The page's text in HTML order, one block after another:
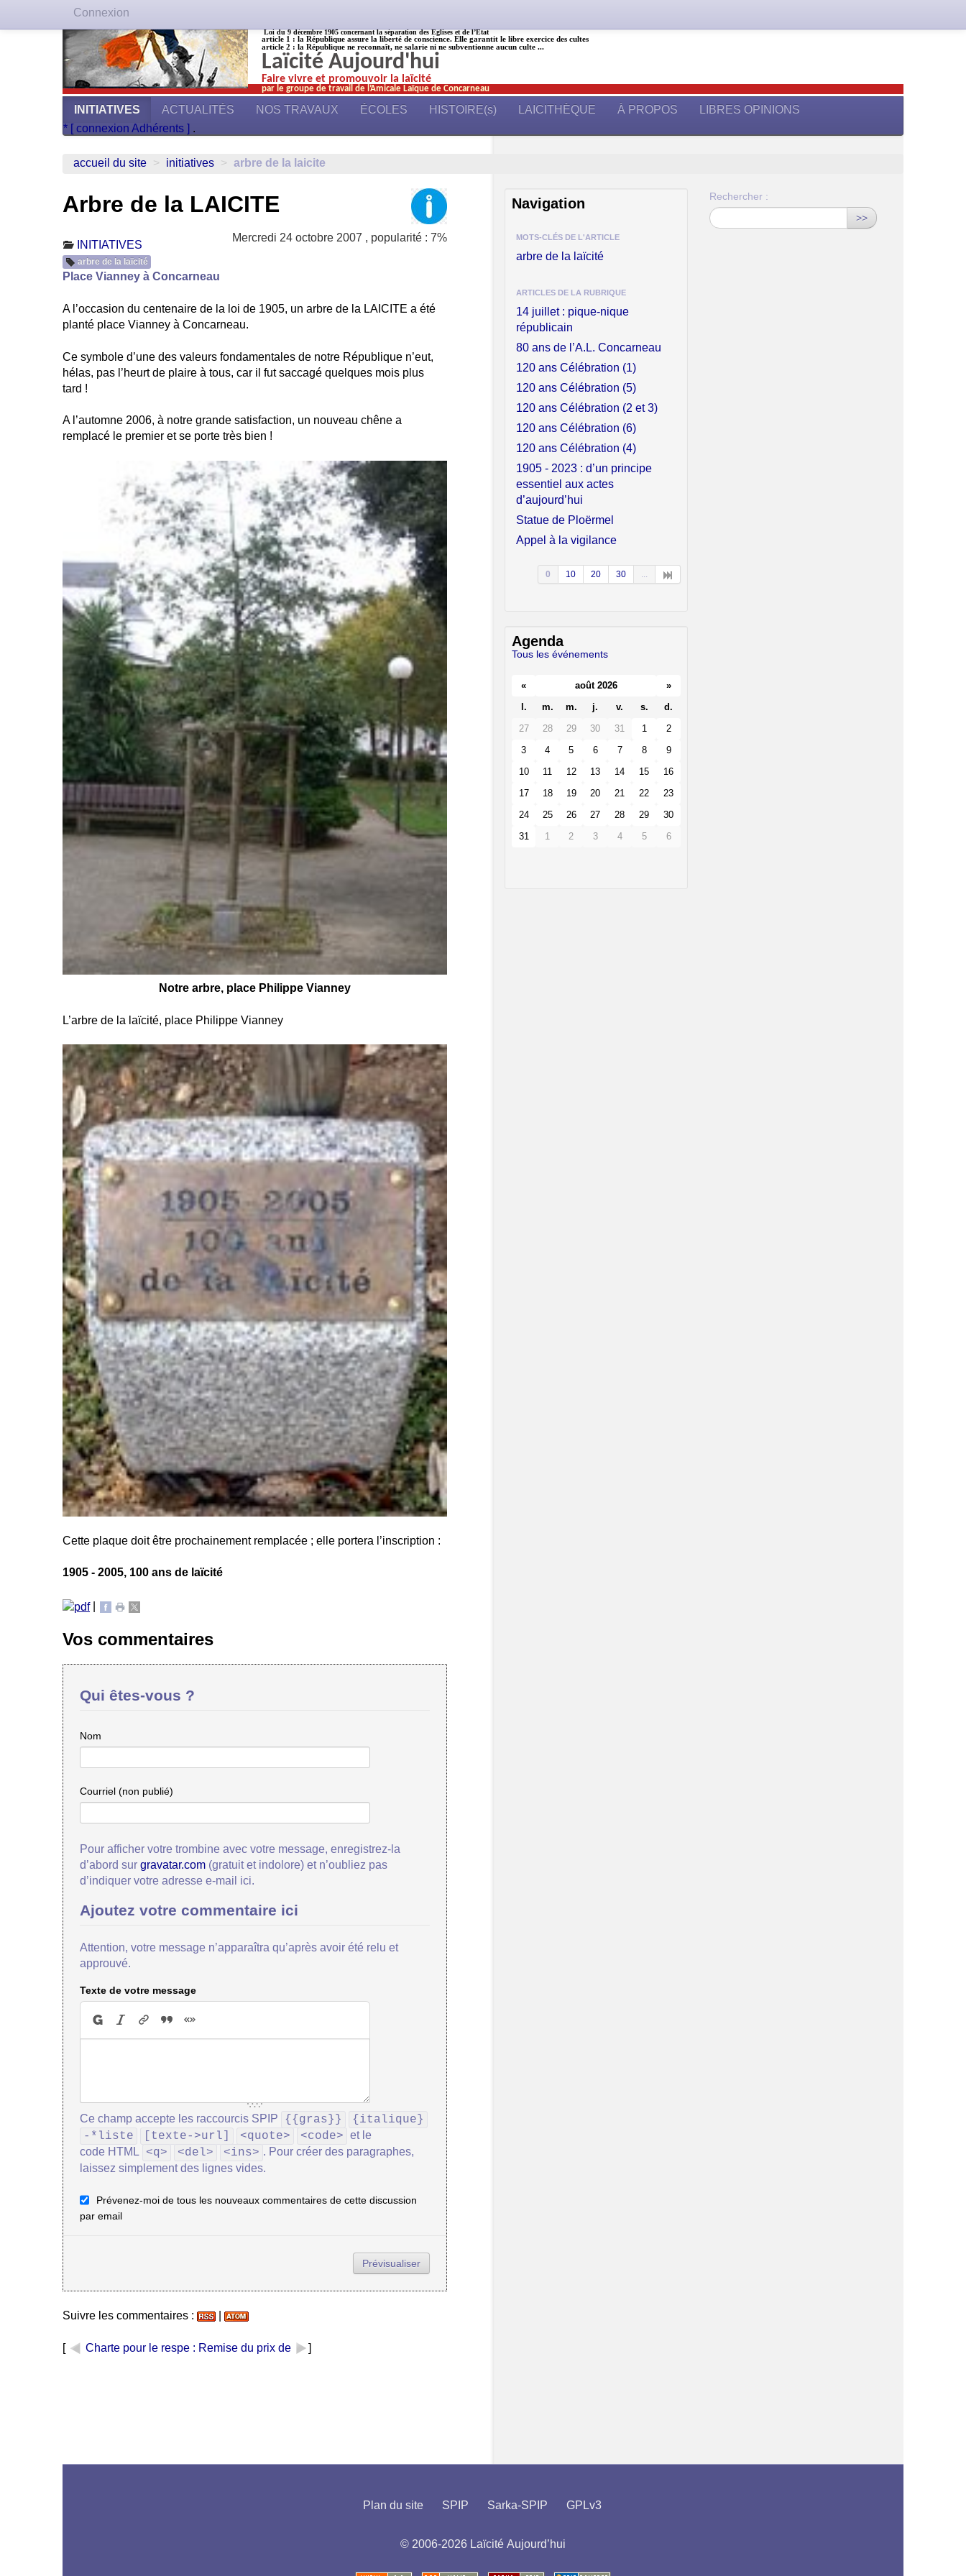
Loi du 9 décembre 1905 concernant la séparation des Églises et de l’État
article 1 : la République assure la liberté de conscience. Elle garantit le libre exercice des cultes
article 2 : la République ne reconnaît, ne salarie ni ne subventionne aucun culte ...
Laïcité Aujourd'hui
Faire vivre et promouvoir la laïcité
par le groupe de travail de l’Amicale Laïque de Concarneau
INITIATIVES ACTUALITÉS NOS TRAVAUX ÉCOLES HISTOIRE(s) LAICITHÈQUE À PROPOS
LIBRES OPINIONS
* [ connexion Adhérents ] .
accueil du site > initiatives > arbre de la laicite
Arbre de la LAICITE
Mercredi 24 octobre 2007 , popularité : 7%
INITIATIVES
arbre de la laïcité
Place Vianney à Concarneau
A l’occasion du centenaire de la loi de 1905, un arbre de la LAICITE a été
planté place Vianney à Concarneau.
Ce symbole d’une des valeurs fondamentales de notre République n’eut,
hélas, pas l’heurt de plaire à tous, car il fut saccagé quelques mois plus
tard !
A l’automne 2006, à notre grande satisfaction, un nouveau chêne a
remplacé le premier et se porte très bien !
Notre arbre, place Philippe Vianney
L’arbre de la laïcité, place Philippe Vianney
Cette plaque doit être prochainement remplacée ; elle portera l’inscription :
1905 - 2005, 100 ans de laïcité
|
Vos commentaires
Qui êtes-vous ?
Nom
Courriel (non publié)
Pour afficher votre trombine avec votre message, enregistrez-la
d’abord sur gravatar.com(gratuit et indolore) et n’oubliez pas
d’indiquer votre adresse e-mail ici.
Ajoutez votre commentaire ici
Attention, votre message n’apparaîtra qu’après avoir été relu et
approuvé.
Texte de votre message
Ce champ accepte les raccourcis SPIP {{gras}}
{italique}
-*liste
[texte->url] <quote> <code> et le
code HTML
<q> <del> <ins> . Pour créer des paragraphes,
laissez simplement des lignes vides.
Prévenez-moi de tous les nouveaux commentaires de cette discussion
par email
Suivre les commentaires :
[ Charte pour le respe : Remise du prix de ]
Navigation
MOTS-CLÉS DE L'ARTICLE
arbre de la laïcité
ARTICLES DE LA RUBRIQUE
14 juillet : pique-nique
républicain
80 ans de l’A.L. Concarneau
120 ans Célébration (1)
120 ans Célébration (5)
120 ans Célébration (2 et 3)
120 ans Célébration (6)
120 ans Célébration (4)
1905 - 2023 : d’un principe
essentiel aux actes
d’aujourd’hui
Statue de Ploërmel
Appel à la vigilance
0 10 20 30
Agenda
Tous les événements
« août 2026
»
l.
m. m. j. v. s.
d.
27
28 29 30 31 1
2
3
4 5 6 7 8
9
10
11 12 13 14 15
16
17
18 19 20 21 22
23
24
25 26 27 28 29
30
31
1 2 3 4 5 6
Rechercher :
>>
Plan du site SPIP Sarka-SPIP GPLv3
© 2006-2026 Laïcité Aujourd’hui
Connexion